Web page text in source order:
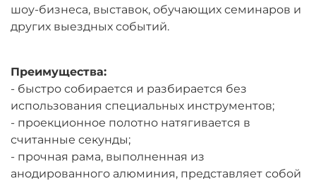
шоу-бизнеса, выставок, обучающих семинаров и
других выездных событий.
Преимущества:
- быстро собирается и разбирается без
использования специальных инструментов;
- проекционное полотно натягивается в
считанные секунды;
- прочная рама, выполненная из
анодированного алюминия, представляет собой